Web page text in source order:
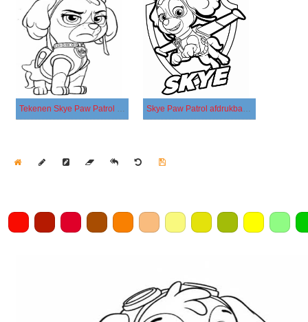
Tekenen Skye Paw Patrol afdrukbaar voor kinderen Skye Paw Patrol afdrukbaar eenvoudig